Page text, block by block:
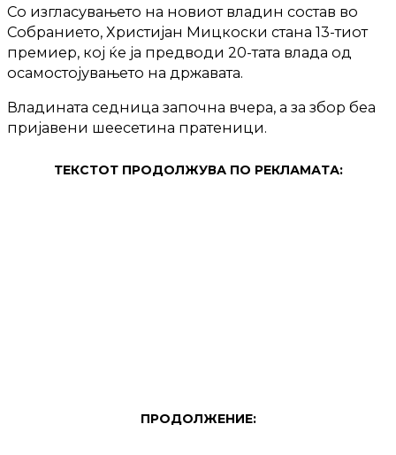
Со изгласувањето на новиот владин состав во
Собранието, Христијан Мицкоски стана 13-тиот
премиер, кој ќе ја предводи 20-тата влада од
осамостојувањето на државата.
Владината седница започна вчера, а за збор беа
пријавени шеесетина пратеници.
ТЕКСТОТ ПРОДОЛЖУВА ПО РЕКЛАМАТА:
ПРОДОЛЖЕНИЕ: